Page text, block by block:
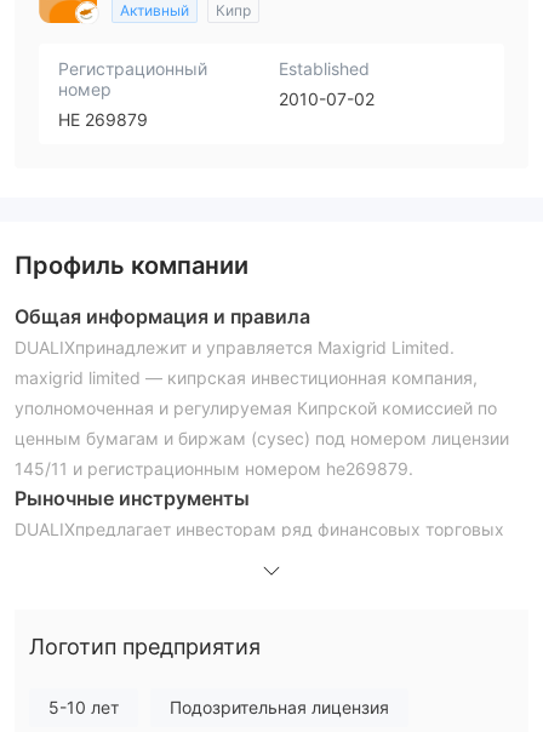
Активный Кипр
Регистрационный
номер
ΗΕ 269879
Established
2010-07-02
Профиль компании
Общая информация и правила
DUALIXпринадлежит и управляется Maxigrid Limited.
maxigrid limited — кипрская инвестиционная компания,
уполномоченная и регулируемая Кипрской комиссией по
ценным бумагам и биржам (cysec) под номером лицензии
145/11 и регистрационным номером he269879.
Рыночные инструменты
DUALIXпредлагает инвесторам ряд финансовых торговых
Минимальный депозит
DUALIX платформа: базовая (минимальный депозит 250
Логотип предприятия
5-10 лет Подозрительная лицензия